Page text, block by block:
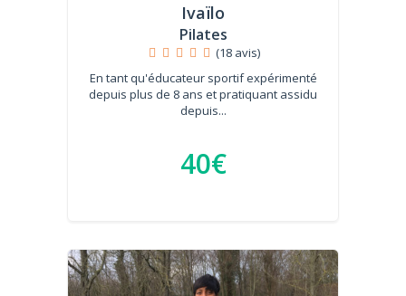
Ivaïlo
Pilates
(18 avis)
En tant qu'éducateur sportif expérimenté
depuis plus de 8 ans et pratiquant assidu
depuis...
40€